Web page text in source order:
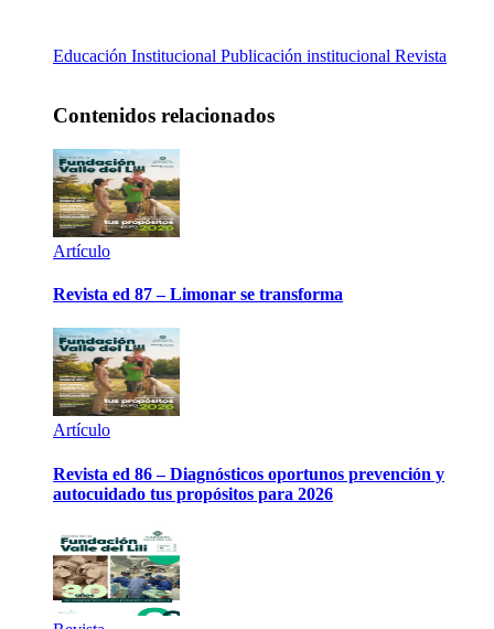
Educación Institucional Publicación institucional Revista
Contenidos relacionados
Artículo
Revista ed 87 – Limonar se transforma
Artículo
Revista ed 86 – Diagnósticos oportunos prevención y
autocuidado tus propósitos para 2026